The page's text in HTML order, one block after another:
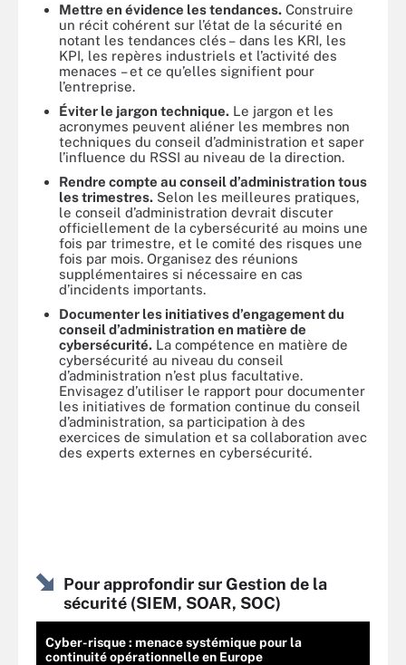
Mettre en évidence les tendances. Construire
un récit cohérent sur l’état de la sécurité en
notant les tendances clés – dans les KRI, les
KPI, les repères industriels et l’activité des
menaces – et ce qu’elles signifient pour
l’entreprise.
Éviter le jargon technique. Le jargon et les
acronymes peuvent aliéner les membres non
techniques du conseil d’administration et saper
l’influence du RSSI au niveau de la direction.
Rendre compte au conseil d’administration tous
les trimestres. Selon les meilleures pratiques,
le conseil d’administration devrait discuter
officiellement de la cybersécurité au moins une
fois par trimestre, et le comité des risques une
fois par mois. Organisez des réunions
supplémentaires si nécessaire en cas
d’incidents importants.
Documenter les initiatives d’engagement du
conseil d’administration en matière de
cybersécurité. La compétence en matière de
cybersécurité au niveau du conseil
d’administration n’est plus facultative.
Envisagez d’utiliser le rapport pour documenter
les initiatives de formation continue du conseil
d’administration, sa participation à des
exercices de simulation et sa collaboration avec
des experts externes en cybersécurité.
Pour approfondir sur Gestion de la
sécurité (SIEM, SOAR, SOC)
Cyber-risque : menace systémique pour la
continuité opérationnelle en Europe